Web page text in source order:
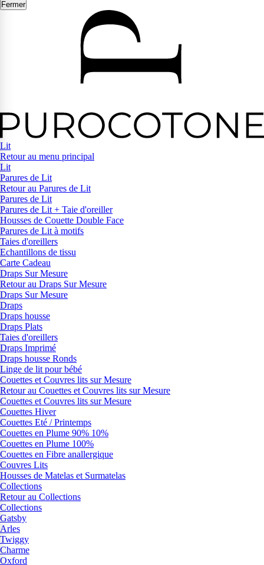
Fermer
Lit
Retour au menu principal
Lit
Parures de Lit
Retour au Parures de Lit
Parures de Lit
Parures de Lit + Taie d'oreiller
Housses de Couette Double Face
Parures de Lit à motifs
Taies d'oreillers
Echantillons de tissu
Carte Cadeau
Draps Sur Mesure
Retour au Draps Sur Mesure
Draps Sur Mesure
Draps
Draps housse
Draps Plats
Taies d'oreillers
Draps Imprimé
Draps housse Ronds
Linge de lit pour bébé
Couettes et Couvres lits sur Mesure
Retour au Couettes et Couvres lits sur Mesure
Couettes et Couvres lits sur Mesure
Couettes Hiver
Couettes Eté / Printemps
Couettes en Plume 90% 10%
Couettes en Plume 100%
Couettes en Fibre anallergique
Couvres Lits
Housses de Matelas et Surmatelas
Collections
Retour au Collections
Collections
Gatsby
Arles
Twiggy
Charme
Oxford